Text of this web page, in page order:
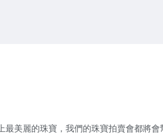
美麗的珠寶，我們的珠寶拍賣會都將